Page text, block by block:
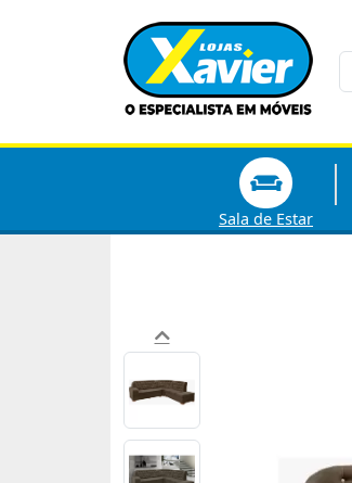
Sala de Estar